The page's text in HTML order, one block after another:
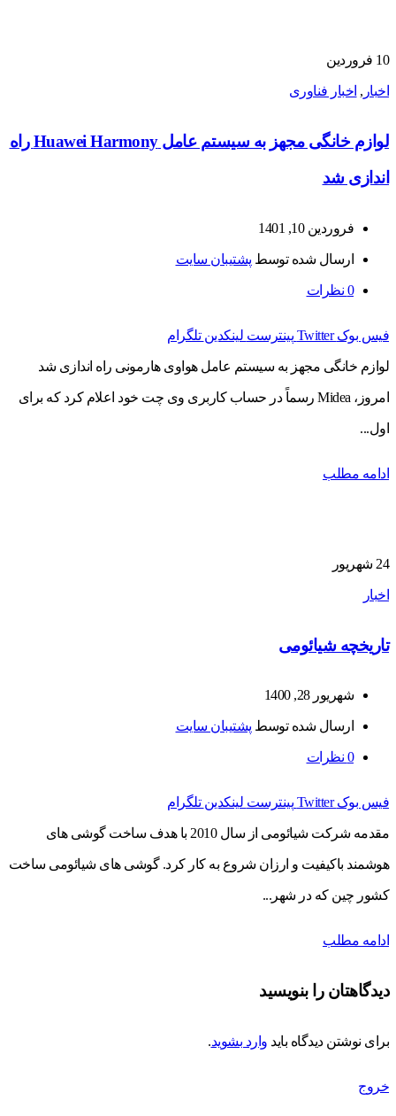
10 فروردین
اخبار , اخبار فناوری
لوازم خانگی مجهز به سیستم عامل Huawei Harmony راه
اندازی شد
فروردین 10, 1401
ارسال شده توسط پشتیبان سایت
0 نظرات
فیس بوک Twitter پینترست لینکدین تلگرام
لوازم خانگی مجهز به سیستم عامل هواوی هارمونی راه اندازی شد
امروز، Midea رسماً در حساب کاربری وی چت خود اعلام کرد که برای
اول...
ادامه مطلب
24 شهریور
اخبار
تاریخچه شیائومی
شهریور 28, 1400
ارسال شده توسط پشتیبان سایت
0 نظرات
فیس بوک Twitter پینترست لینکدین تلگرام
مقدمه شرکت شیائومی از سال 2010 با هدف ساخت گوشی های
هوشمند باکیفیت و ارزان شروع به کار کرد. گوشی های شیائومی ساخت
کشور چین که در شهر...
ادامه مطلب
دیدگاهتان را بنویسید
برای نوشتن دیدگاه باید وارد بشوید.
خروج